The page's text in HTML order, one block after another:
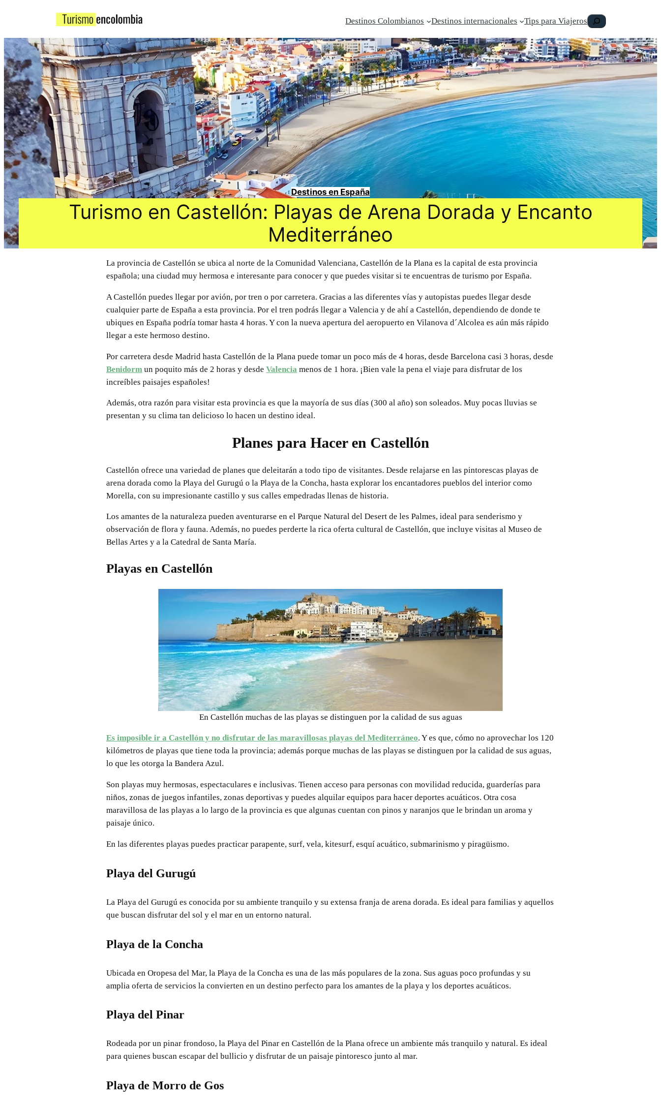
Destinos Colombianos Destinos internacionales Tips para ViajerosBuscar
Destinos en España
Turismo en Castellón: Playas de Arena Dorada y Encanto
Mediterráneo
La provincia de Castellón se ubica al norte de la Comunidad Valenciana, Castellón de la Plana es la capital de esta provincia
española; una ciudad muy hermosa e interesante para conocer y que puedes visitar si te encuentras de turismo por España.
A Castellón puedes llegar por avión, por tren o por carretera. Gracias a las diferentes vías y autopistas puedes llegar desde
cualquier parte de España a esta provincia. Por el tren podrás llegar a Valencia y de ahí a Castellón, dependiendo de donde te
ubiques en España podría tomar hasta 4 horas. Y con la nueva apertura del aeropuerto en Vilanova d´Alcolea es aún más rápido
llegar a este hermoso destino.
Por carretera desde Madrid hasta Castellón de la Plana puede tomar un poco más de 4 horas, desde Barcelona casi 3 horas, desde
Benidorm un poquito más de 2 horas y desde Valencia menos de 1 hora. ¡Bien vale la pena el viaje para disfrutar de los
increíbles paisajes españoles!
Además, otra razón para visitar esta provincia es que la mayoría de sus días (300 al año) son soleados. Muy pocas lluvias se
presentan y su clima tan delicioso lo hacen un destino ideal.
Planes para Hacer en Castellón
Castellón ofrece una variedad de planes que deleitarán a todo tipo de visitantes. Desde relajarse en las pintorescas playas de
arena dorada como la Playa del Gurugú o la Playa de la Concha, hasta explorar los encantadores pueblos del interior como
Morella, con su impresionante castillo y sus calles empedradas llenas de historia.
Los amantes de la naturaleza pueden aventurarse en el Parque Natural del Desert de les Palmes, ideal para senderismo y
observación de flora y fauna. Además, no puedes perderte la rica oferta cultural de Castellón, que incluye visitas al Museo de
Bellas Artes y a la Catedral de Santa María.
Playas en Castellón
En Castellón muchas de las playas se distinguen por la calidad de sus aguas
Es imposible ir a Castellón y no disfrutar de las maravillosas playas del Mediterráneo. Y es que, cómo no aprovechar los 120
kilómetros de playas que tiene toda la provincia; además porque muchas de las playas se distinguen por la calidad de sus aguas,
lo que les otorga la Bandera Azul.
Son playas muy hermosas, espectaculares e inclusivas. Tienen acceso para personas con movilidad reducida, guarderías para
niños, zonas de juegos infantiles, zonas deportivas y puedes alquilar equipos para hacer deportes acuáticos. Otra cosa
maravillosa de las playas a lo largo de la provincia es que algunas cuentan con pinos y naranjos que le brindan un aroma y
paisaje único.
En las diferentes playas puedes practicar parapente, surf, vela, kitesurf, esquí acuático, submarinismo y piragüismo.
Playa del Gurugú
La Playa del Gurugú es conocida por su ambiente tranquilo y su extensa franja de arena dorada. Es ideal para familias y aquellos
que buscan disfrutar del sol y el mar en un entorno natural.
Playa de la Concha
Ubicada en Oropesa del Mar, la Playa de la Concha es una de las más populares de la zona. Sus aguas poco profundas y su
amplia oferta de servicios la convierten en un destino perfecto para los amantes de la playa y los deportes acuáticos.
Playa del Pinar
Rodeada por un pinar frondoso, la Playa del Pinar en Castellón de la Plana ofrece un ambiente más tranquilo y natural. Es ideal
para quienes buscan escapar del bullicio y disfrutar de un paisaje pintoresco junto al mar.
Playa de Morro de Gos